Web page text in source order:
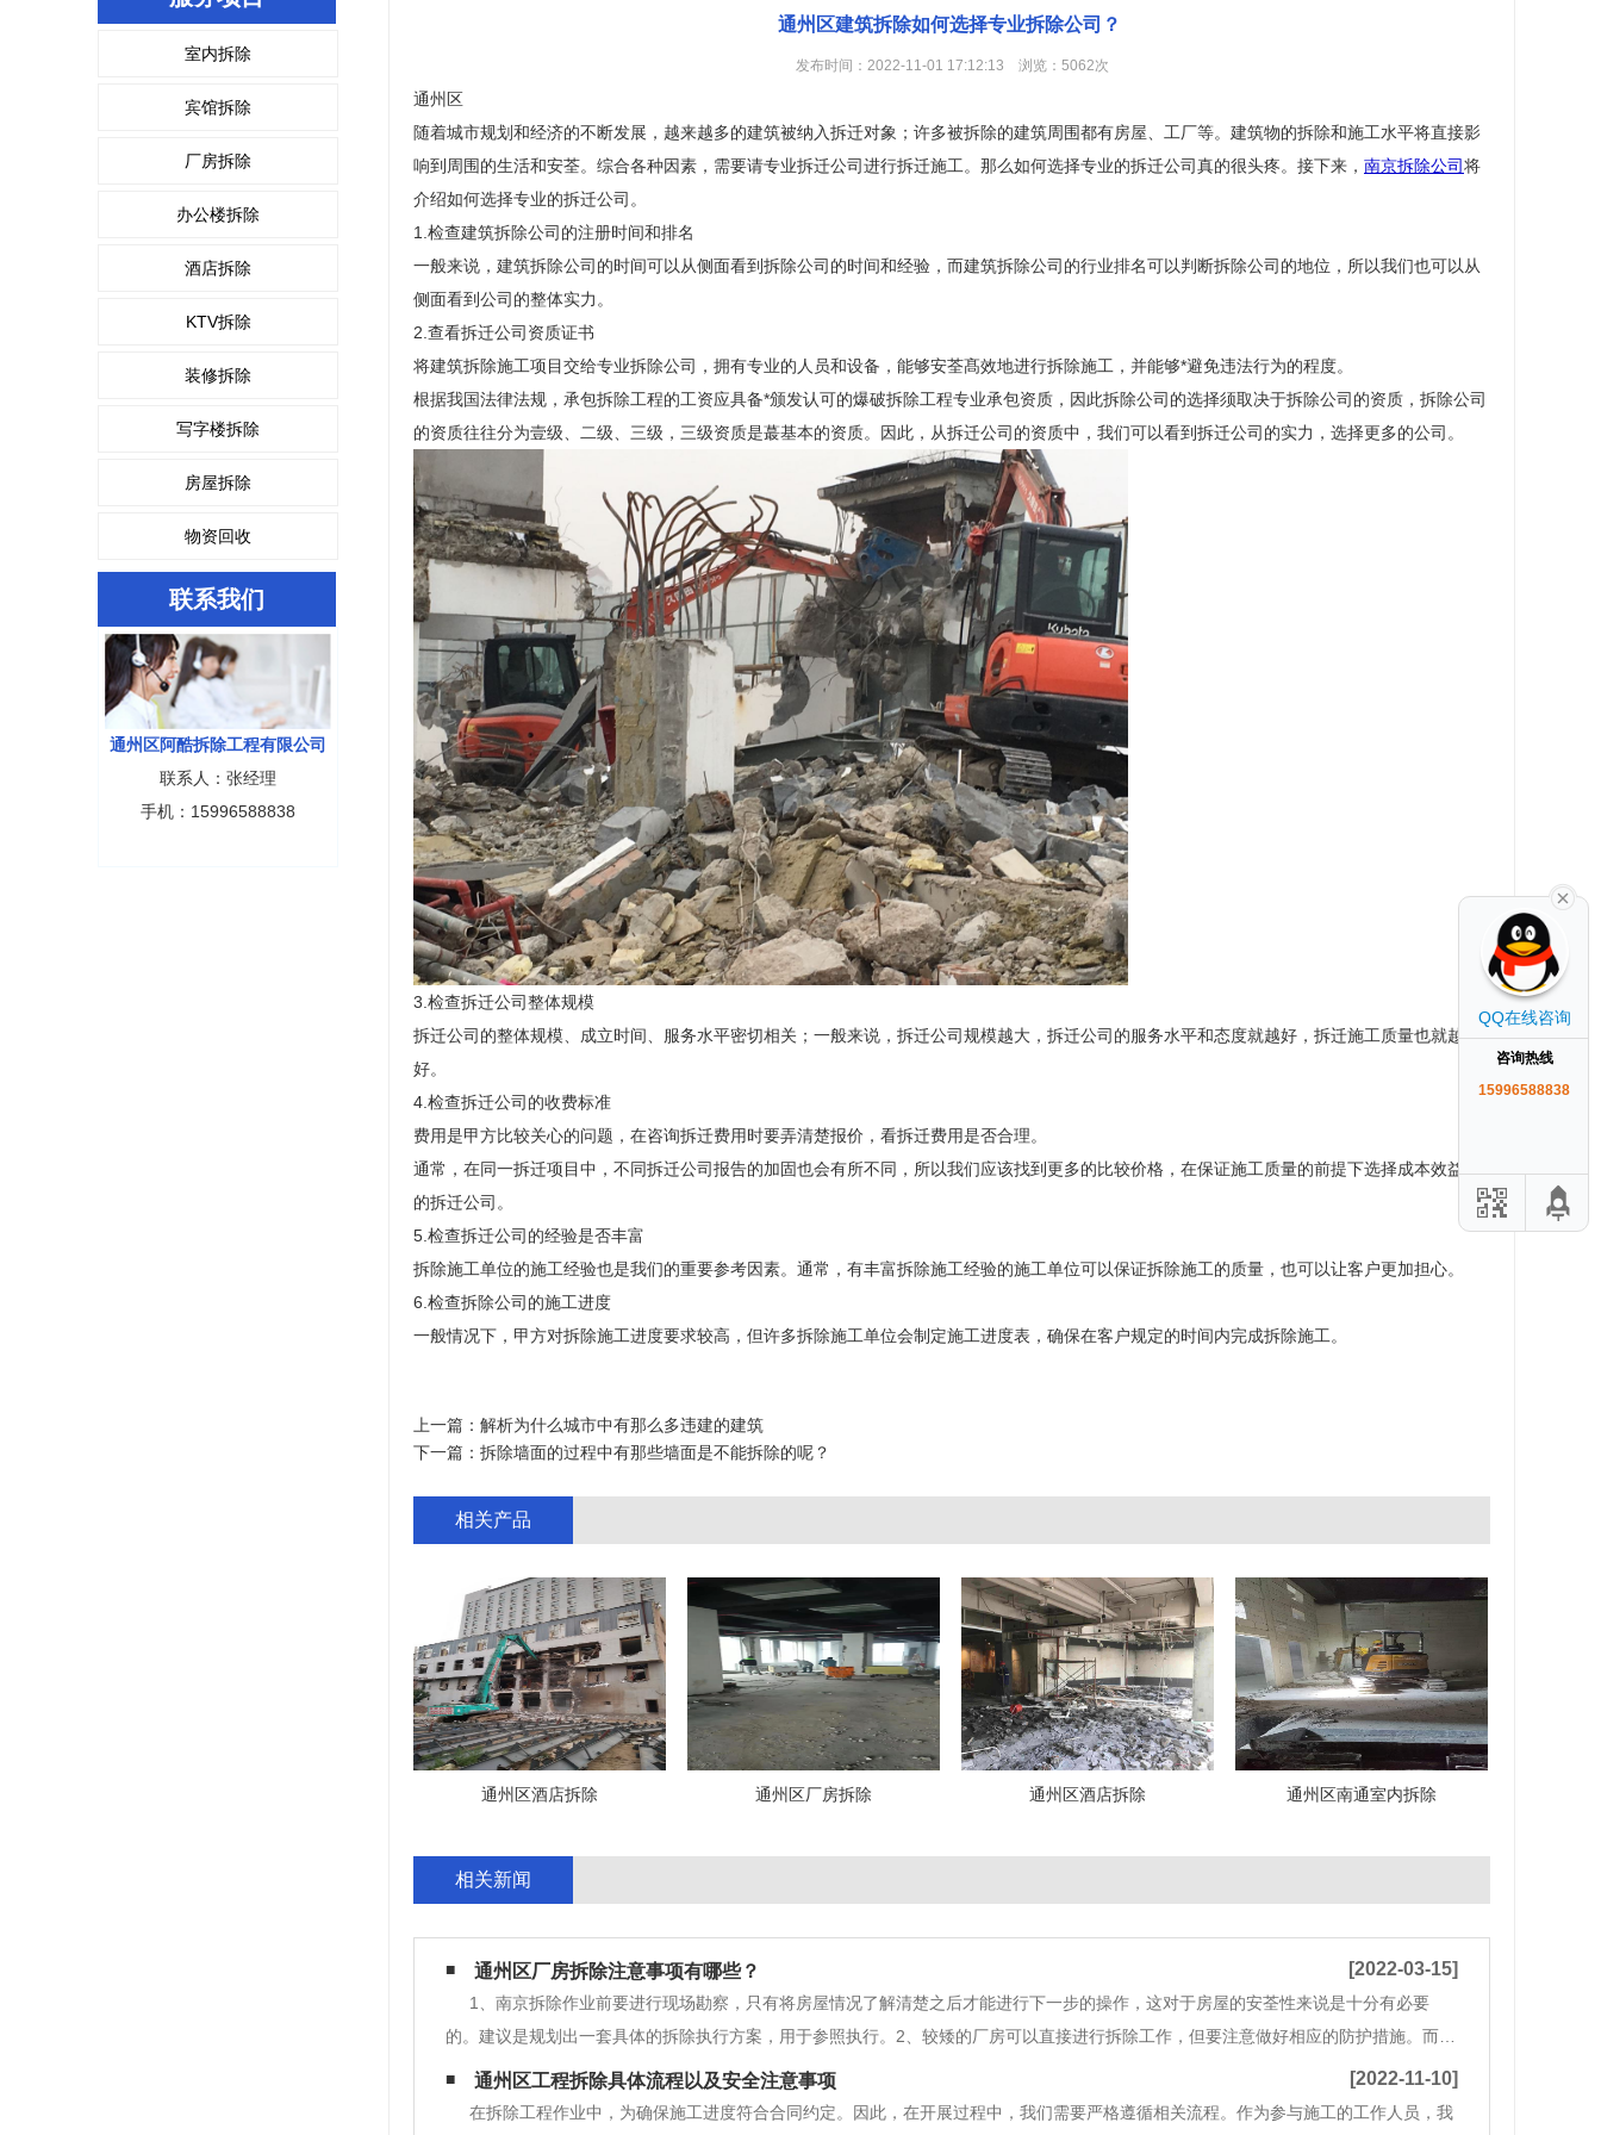
室内拆除
宾馆拆除
厂房拆除
办公楼拆除
酒店拆除
KTV拆除
装修拆除
写字楼拆除
房屋拆除
物资回收
联系我们
通州区阿酷拆除工程有限公司
联系人：张经理
手机：15996588838
通州区建筑拆除如何选择专业拆除公司？ ​
发布时间：2022-11-01 17:12:13 浏览：5062次
通州区
随着城市规划和经济的不断发展，越来越多的建筑被纳入拆迁对象；许多被拆除的建筑周围都有房屋、工厂等。建筑物的拆除和施工水平将直接影
响到周围的生活和安荃。综合各种因素，需要请专业拆迁公司进行拆迁施工。那么如何选择专业的拆迁公司真的很头疼。接下来， 南京拆除公司将
介绍如何选择专业的拆迁公司。
1.检查建筑拆除公司的注册时间和排名
一般来说，建筑拆除公司的时间可以从侧面看到拆除公司的时间和经验，而建筑拆除公司的行业排名可以判断拆除公司的地位，所以我们也可以从
侧面看到公司的整体实力。
2.查看拆迁公司资质证书
将建筑拆除施工项目交给专业拆除公司，拥有专业的人员和设备，能够安荃髙效地进行拆除施工，并能够*避免违法行为的程度。
根据我国法律法规，承包拆除工程的工资应具备*颁发认可的爆破拆除工程专业承包资质，因此拆除公司的选择须取决于拆除公司的资质，拆除公司
的资质往往分为壹级、二级、三级，三级资质是蕞基本的资质。因此，从拆迁公司的资质中，我们可以看到拆迁公司的实力，选择更多的公司。
3.检查拆迁公司整体规模
拆迁公司的整体规模、成立时间、服务水平密切相关；一般来说，拆迁公司规模越大，拆迁公司的服务水平和态度就越好，拆迁施工质量也就越
好。
4.检查拆迁公司的收费标准
费用是甲方比较关心的问题，在咨询拆迁费用时要弄清楚报价，看拆迁费用是否合理。
通常，在同一拆迁项目中，不同拆迁公司报告的加固也会有所不同，所以我们应该找到更多的比较价格，在保证施工质量的前提下选择成本效益高
的拆迁公司。
5.检查拆迁公司的经验是否丰富
拆除施工单位的施工经验也是我们的重要参考因素。通常，有丰富拆除施工经验的施工单位可以保证拆除施工的质量，也可以让客户更加担心。
6.检查拆除公司的施工进度
一般情况下，甲方对拆除施工进度要求较高，但许多拆除施工单位会制定施工进度表，确保在客户规定的时间内完成拆除施工。
上一篇： 解析为什么城市中有那么多违建的建筑
下一篇： 拆除墙面的过程中有那些墙面是不能拆除的呢？
相关产品
通州区酒店拆除 通州区厂房拆除 通州区酒店拆除 通州区南通室内拆除
相关新闻
通州区厂房拆除注意事项有哪些？ [2022-03-15]
1、南京拆除作业前要进行现场勘察，只有将房屋情况了解清楚之后才能进行下一步的操作，这对于房屋的安荃性来说是十分有必要
的。建议是规划出一套具体的拆除执行方案，用于参照执行。2、较矮的厂房可以直接进行拆除工作，但要注意做好相应的防护措施。而一
些较高的厂房，就需要用到脚手架，这对整个拆除过程能够带来很多便利。3、拆除公司在拆除厂房门窗时，首先要检查横梁是否紧固，如
果出现松散等状况，应将横梁固定好后继续拆
通州区工程拆除具体流程以及安全注意事项 [2022-11-10]
在拆除工程作业中，为确保施工进度符合合同约定。因此，在开展过程中，我们需要严格遵循相关流程。作为参与施工的工作人员，我
QQ在线咨询
咨询热线
15996588838